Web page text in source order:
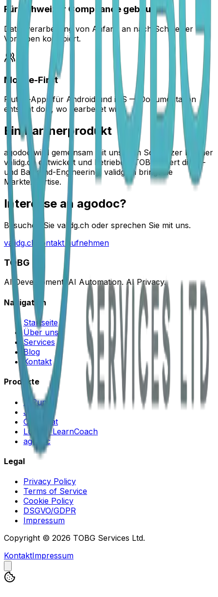
Für Schweizer Compliance gebaut
Datenverarbeitung von Anfang an nach Schweizer
Vorgaben konzipiert.
Mobile-First
Flutter-Apps für Android und iOS — Dokumentation
entsteht dort, wo gearbeitet wird.
Ein Partnerprodukt
agodoc wird gemeinsam mit unserem Schweizer Partner
validg.ch entwickelt und betrieben. TOBG liefert die KI-
und Backend-Engineering, validg.ch bringt die
Marktexpertise.
Interesse an agodoc?
Besuchen Sie validg.ch oder sprechen Sie mit uns.
validg.ch
Kontakt aufnehmen
TOBG
AI Development. AI Automation. AI Privacy.
Navigation
Startseite
Über uns
Services
Blog
Kontakt
Produkte
AIPuna
Janus
OctoChat
Lumina LearnCoach
agodoc
Legal
Privacy Policy
Terms of Service
Cookie Policy
DSGVO/GDPR
Impressum
Copyright © 2026 TOBG Services Ltd.
KontaktImpressum